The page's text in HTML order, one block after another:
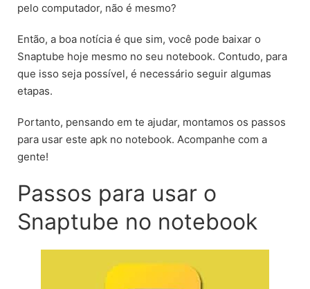
pelo computador, não é mesmo?
Então, a boa notícia é que sim, você pode baixar o
Snaptube hoje mesmo no seu notebook. Contudo, para
que isso seja possível, é necessário seguir algumas
etapas.
Portanto, pensando em te ajudar, montamos os passos
para usar este apk no notebook. Acompanhe com a
gente!
Passos para usar o
Snaptube no notebook